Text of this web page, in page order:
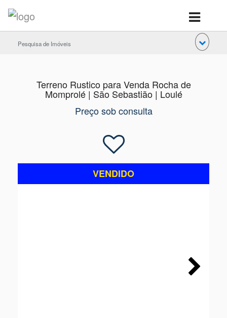
Pesquisa de Imóveis
Terreno Rustico para Venda Rocha de
Momprolé | São Sebastião | Loulé
Preço sob consulta
VENDIDO